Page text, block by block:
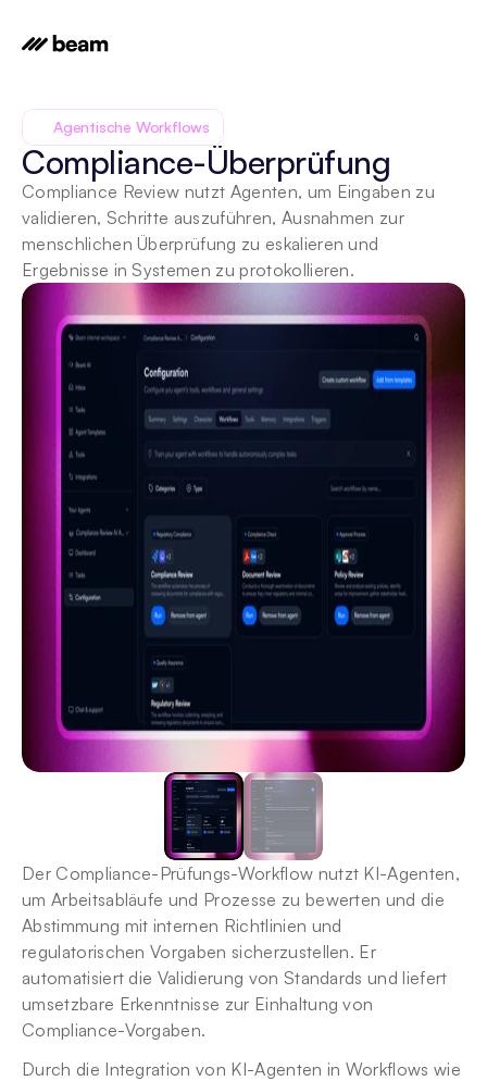
Agentische Workflows
Compliance-Überprüfung
Compliance Review nutzt Agenten, um Eingaben zu
validieren, Schritte auszuführen, Ausnahmen zur
menschlichen Überprüfung zu eskalieren und
Ergebnisse in Systemen zu protokollieren.
Der Compliance-Prüfungs-Workflow nutzt KI-Agenten,
um Arbeitsabläufe und Prozesse zu bewerten und die
Abstimmung mit internen Richtlinien und
regulatorischen Vorgaben sicherzustellen. Er
automatisiert die Validierung von Standards und liefert
umsetzbare Erkenntnisse zur Einhaltung von
Compliance-Vorgaben.
Durch die Integration von KI-Agenten in Workflows wie